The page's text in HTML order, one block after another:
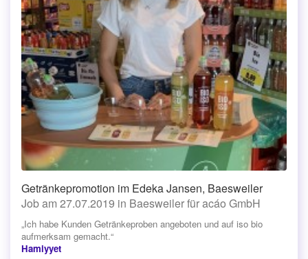
Getränkepromotion im Edeka Jansen, Baesweiler
Job am 27.07.2019 in Baesweiler für acáo GmbH
„Ich habe Kunden Getränkeproben angeboten und auf iso bio
aufmerksam gemacht.“
Hamiyyet